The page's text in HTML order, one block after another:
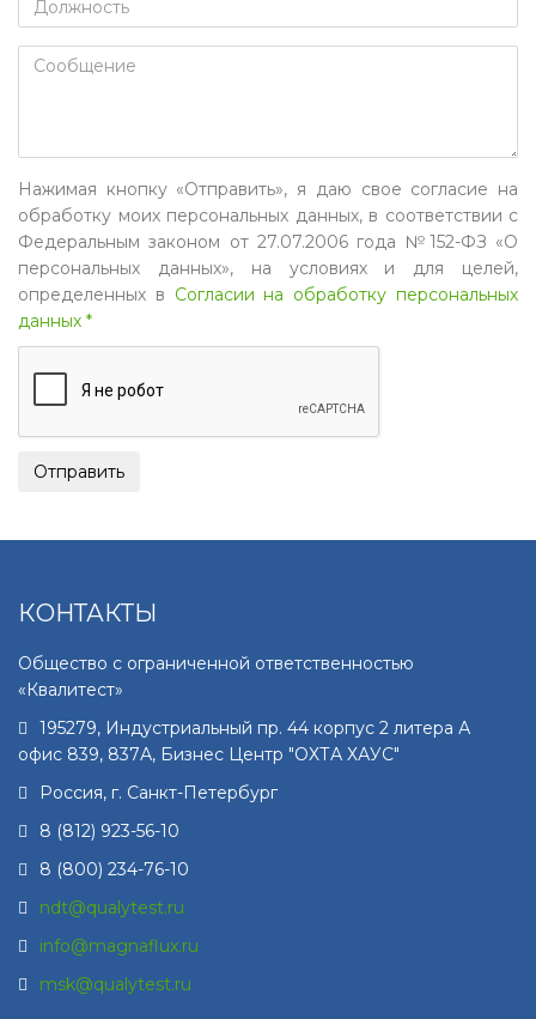
Нажимая кнопку «Отправить», я даю свое согласие на
обработку моих персональных данных, в соответствии с
Федеральным законом от 27.07.2006 года №152-ФЗ «О
персональных данных», на условиях и для целей,
определенных в Согласии на обработку персональных
данных *
КОНТАКТЫ
Общество с ограниченной ответственностью
«Квалитест»
195279, Индустриальный пр. 44 корпус 2 литера А
офис 839, 837А, Бизнес Центр "ОХТА ХАУС"
Россия, г. Санкт-Петербург
8 (812) 923-56-10
8 (800) 234-76-10
ndt@qualytest.ru
info@magnaflux.ru
msk@qualytest.ru